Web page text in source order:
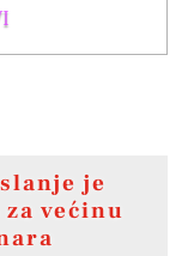
je
većinu